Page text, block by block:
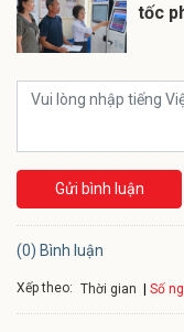
tốc
Gửi bình luận
(0) Bình luận
Xếp theo: Thời gian Số